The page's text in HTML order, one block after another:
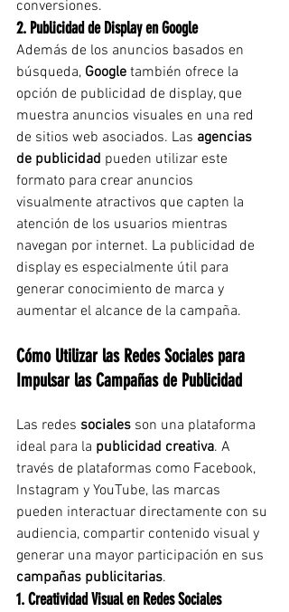
conversiones.
2. Publicidad de Display en Google
Además de los anuncios basados en
búsqueda, Google también ofrece la
opción de publicidad de display, que
muestra anuncios visuales en una red
de sitios web asociados. Las agencias
de publicidad pueden utilizar este
formato para crear anuncios
visualmente atractivos que capten la
atención de los usuarios mientras
navegan por internet. La publicidad de
display es especialmente útil para
generar conocimiento de marca y
aumentar el alcance de la campaña.
Cómo Utilizar las Redes Sociales para
Impulsar las Campañas de Publicidad
Las redes sociales son una plataforma
ideal para la publicidad creativa. A
través de plataformas como Facebook,
Instagram y YouTube, las marcas
pueden interactuar directamente con su
audiencia, compartir contenido visual y
generar una mayor participación en sus
campañas publicitarias.
1. Creatividad Visual en Redes Sociales